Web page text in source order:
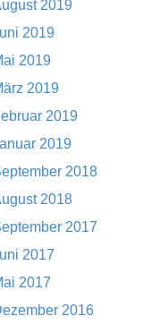
2019
2019
2019
2019
2019
2019
2018
2018
2017
2017
2017
2016